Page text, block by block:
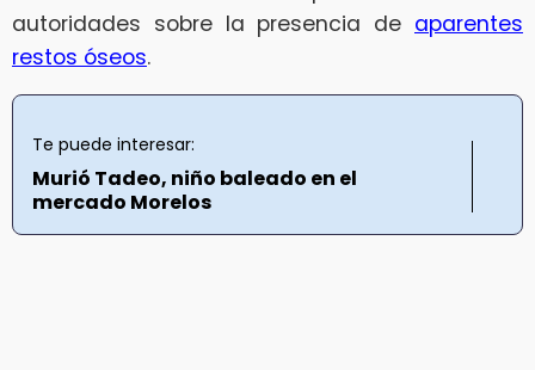
autoridades sobre la presencia de aparentes
restos óseos.
Te puede interesar:
Murió Tadeo, niño baleado en el
mercado Morelos